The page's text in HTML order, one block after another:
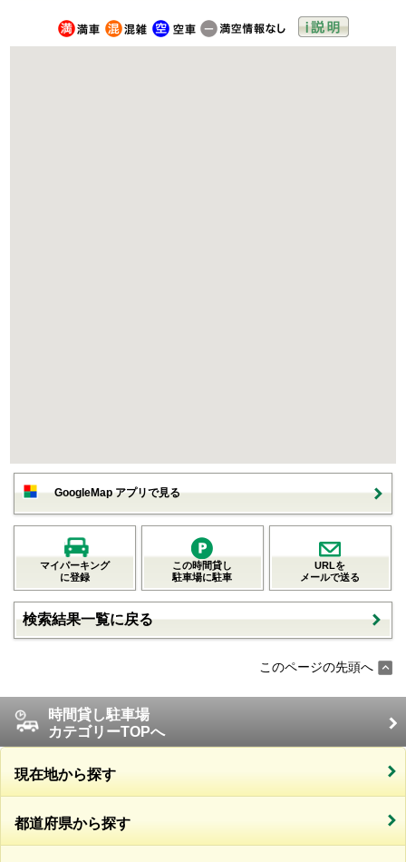
GoogleMap アプリで見る
マイパーキング
に登録
この時間貸し
駐車場に駐車
URLを
メールで送る
検索結果一覧に戻る
このページの先頭へ
時間貸し駐車場
カテゴリーTOPへ
現在地から探す
都道府県から探す